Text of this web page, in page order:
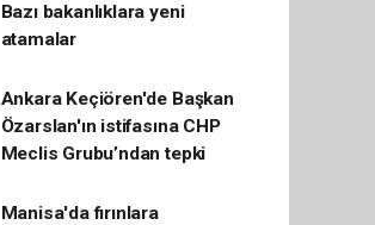
Bazı bakanlıklara yeni
atamalar
Ankara Keçiören'de Başkan
Özarslan'ın istifasına CHP
Meclis Grubu’ndan tepki
Manisa'da fırınlara